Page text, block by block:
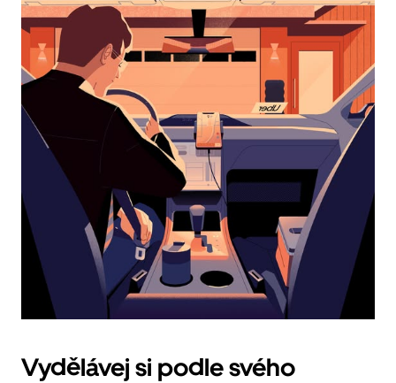
vybrat
datum.
Stisknutím
klávesy
Esc
zavřeš
kalendář.
Vydělávej si podle svého